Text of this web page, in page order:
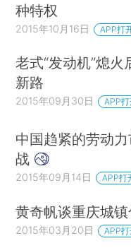
种特权
2015年10月16日 APP打
老式“发动机”熄火
新路
2015年09月30日 APP
中国趋紧的劳动
战
2015年09月14日 APP打
黄奇帆谈重庆城
2015年03月20日 APP